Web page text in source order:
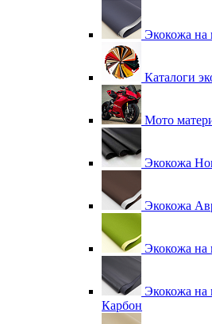
Экокожа на
Каталоги
Мото
Экокожа
Экокожа
Экокожа на
Экокожа на
Карбон